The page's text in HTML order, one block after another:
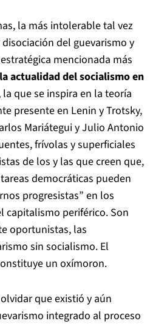
la más intolerable tal vez
del guevarismo y
mencionada más
actualidad del socialismo en
la que se inspira en la teoría
presente en Lenin y Trotsky,
Mariátegui y Julio Antonio
frívolas y superficiales
de los y las que creen que,
democráticas pueden
progresistas” en los
capitalismo periférico. Son
oportunistas, las
sin socialismo. El
un oxímoron.
que existió y aún
integrado al proceso